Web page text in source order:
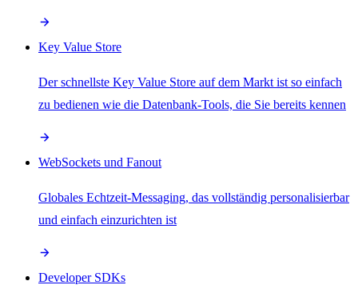
Key Value Store
Der schnellste Key Value Store auf dem Markt ist so einfach
zu bedienen wie die Datenbank-Tools, die Sie bereits kennen
WebSockets und Fanout
Globales Echtzeit-Messaging, das vollständig personalisierbar
und einfach einzurichten ist
Developer SDKs